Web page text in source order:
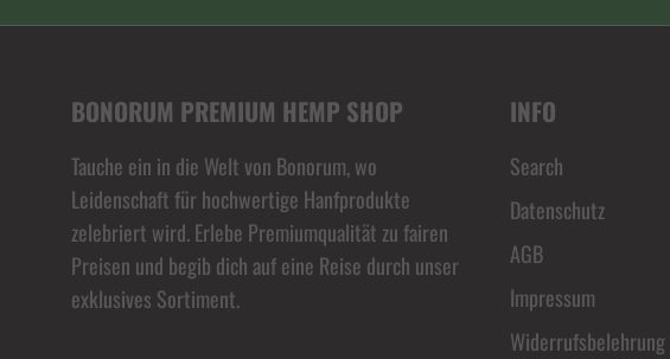
BONORUM PREMIUM HEMP SHOP
Tauche ein in die Welt von Bonorum, wo
Leidenschaft für hochwertige Hanfprodukte
zelebriert wird. Erlebe Premiumqualität zu fairen
Preisen und begib dich auf eine Reise durch unser
exklusives Sortiment.
INFO
Search
Datenschutz
AGB
Impressum
Widerrufsbelehrung